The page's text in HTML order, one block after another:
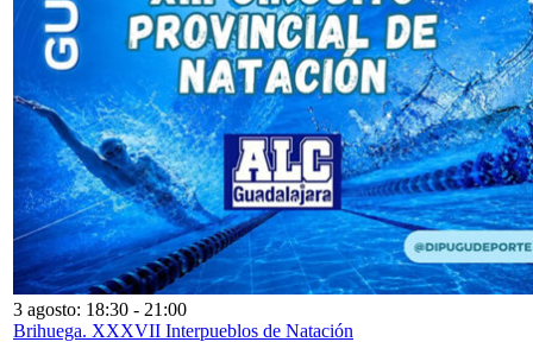
3 agosto: 18:30 - 21:00
Brihuega. XXXVII Interpueblos de Natación